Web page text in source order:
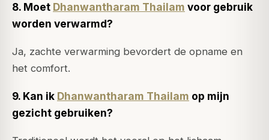
8. Moet Dhanwantharam Thailam voor gebruik
worden verwarmd?
Ja, zachte verwarming bevordert de opname en
het comfort.
9. Kan ik Dhanwantharam Thailam op mijn
gezicht gebruiken?